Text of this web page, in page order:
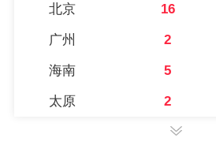
北京 16
广州 2
海南 5
太原 2